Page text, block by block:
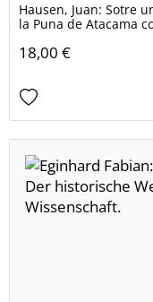
Hausen, Juan: Sotre
la Puna de Atacama
18,00 €